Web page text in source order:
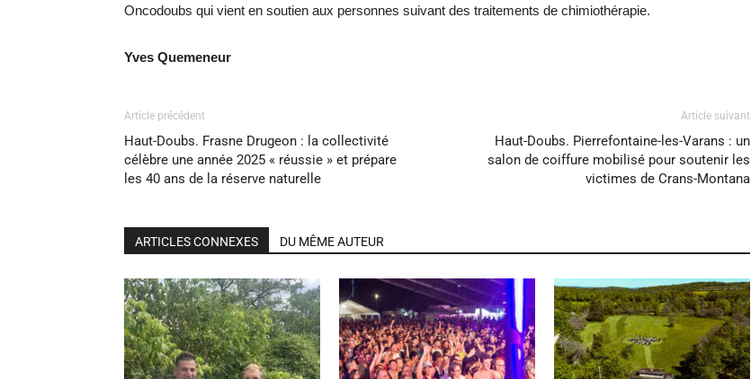
Oncodoubs qui vient en soutien aux personnes suivant des traitements de chimiothérapie.
Yves Quemeneur
Article précédent
Haut-Doubs. Frasne Drugeon : la collectivité
célèbre une année 2025 « réussie » et prépare
les 40 ans de la réserve naturelle
Article suivant
Haut-Doubs. Pierrefontaine-les-Varans : un
salon de coiffure mobilisé pour soutenir les
victimes de Crans-Montana
ARTICLES CONNEXES DU MÊME AUTEUR